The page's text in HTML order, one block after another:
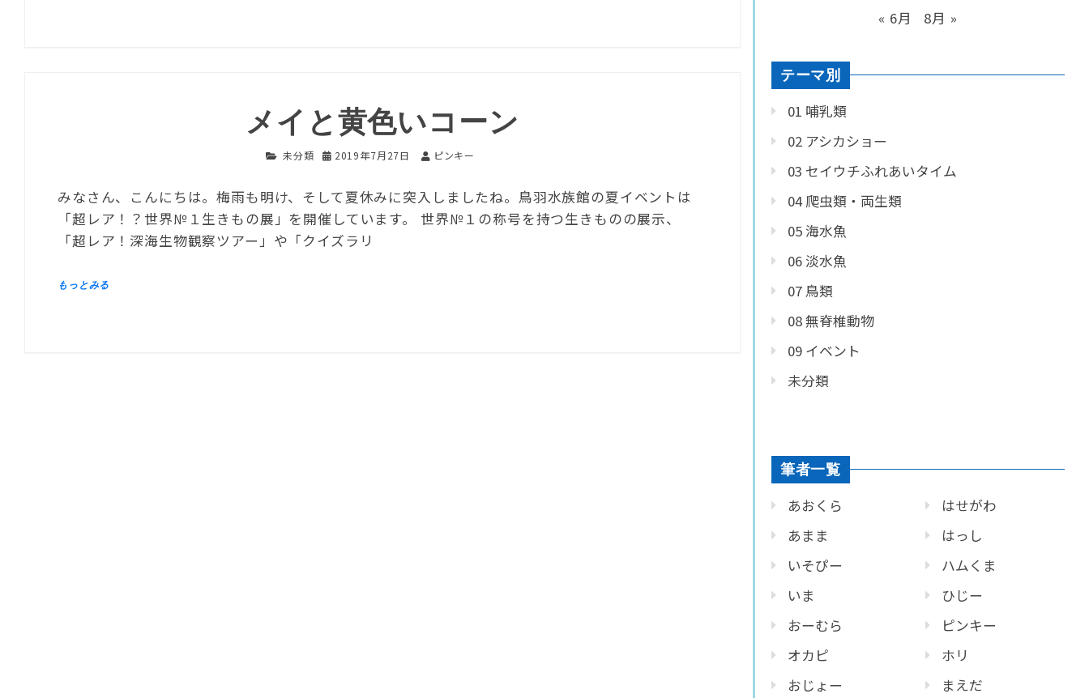
メイと黄色いコーン
未分類 2019年7月27日 ピンキー
みなさん、こんにちは。梅雨も明け、そして夏休みに突入しましたね。鳥羽水族館の夏イベントは
「超レア！？世界№１生きもの展」を開催しています。 世界№１の称号を持つ生きものの展示、
「超レア！深海生物観察ツアー」や「クイズラリ
« 6月 8月 »
テーマ別
01 哺乳類
02 アシカショー
03 セイウチふれあいタイム
04 爬虫類・両生類
05 海水魚
06 淡水魚
07 鳥類
08 無脊椎動物
09 イベント
未分類
筆者一覧
あおくら
あまま
いそぴー
いま
おーむら
オカピ
おじょー
はせがわ
はっし
ハムくま
ひじー
ピンキー
ホリ
まえだ